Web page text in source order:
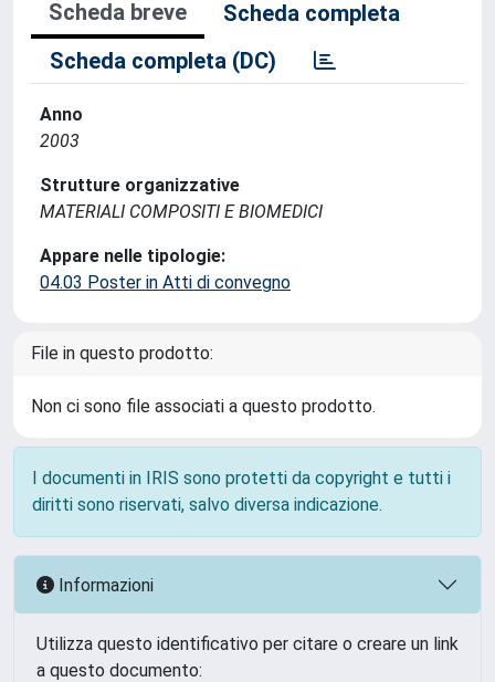
Scheda breve
Scheda completa
Scheda completa (DC)
Anno
2003
Strutture organizzative
MATERIALI COMPOSITI E BIOMEDICI
Appare nelle tipologie:
04.03 Poster in Atti di convegno
File in questo prodotto:
Non ci sono file associati a questo prodotto.
I documenti in IRIS sono protetti da copyright e tutti i
diritti sono riservati, salvo diversa indicazione.
Informazioni
Utilizza questo identificativo per citare o creare un link
a questo documento: